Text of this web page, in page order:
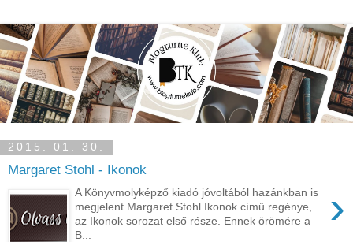
2015. 01. 30.
Margaret Stohl - Ikonok
›
A Könyvmolyképző kiadó jóvoltából hazánkban is
megjelent Margaret Stohl Ikonok című regénye,
az Ikonok sorozat első része. Ennek örömére a
B...